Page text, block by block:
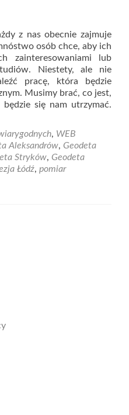
z nas obecnie zajmuje
osób chce, aby ich
zainteresowaniami lub
Niestety, ale nie
pracę, która będzie
Musimy brać, co jest,
się nam utrzymać.
, WEB
Aleksandrów, Geodeta
Stryków, Geodeta
Łódź, pomiar